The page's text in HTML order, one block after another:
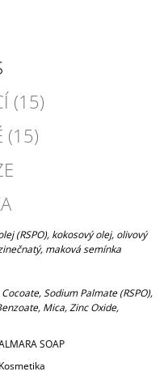
(15)
(15)
(RSPO), kokosový olej, olivový
maková semínka
Sodium Palmate (RSPO),
Mica, Zinc Oxide,
SOAP
Kosmetika